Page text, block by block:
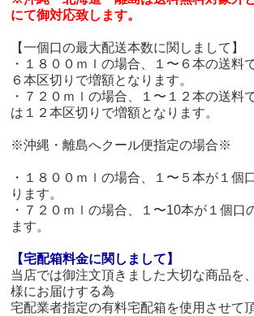
にて御対応致します。
【一個口の最大配送本数に関しまして】
・１８００ｍｌの場合、１〜６本の送料
６本区切りで増額となります。
・７２０ｍｌの場合、１〜１２本の送料
は１２本区切りで増額となります。
※沖縄・離島へクール便指定の場合※
・１８００ｍｌの場合、１〜５本が１個
ります。
・７２０ｍｌの場合、１〜10本が１個口
ます。
【宅配箱料金に関しまして】
当店では御注文頂きました大切な商品を
様にお届けする為
宅配業者指定の有料宅配箱を使用させて